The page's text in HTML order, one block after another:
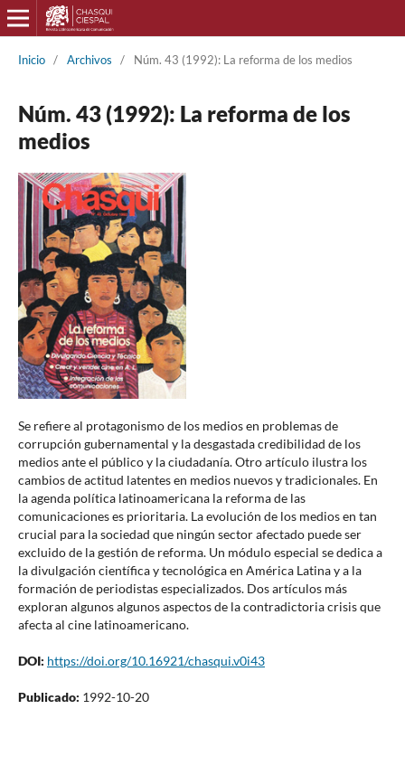
Inicio / Archivos / Núm. 43 (1992): La reforma de los medios
Núm. 43 (1992): La reforma de los
medios
Se refiere al protagonismo de los medios en problemas de
corrupción gubernamental y la desgastada credibilidad de los
medios ante el público y la ciudadanía. Otro artículo ilustra los
cambios de actitud latentes en medios nuevos y tradicionales. En
la agenda política latinoamericana la reforma de las
comunicaciones es prioritaria. La evolución de los medios en tan
crucial para la sociedad que ningún sector afectado puede ser
excluido de la gestión de reforma. Un módulo especial se dedica a
la divulgación científica y tecnológica en América Latina y a la
formación de periodistas especializados. Dos artículos más
exploran algunos algunos aspectos de la contradictoria crisis que
afecta al cine latinoamericano.
DOI: https://doi.org/10.16921/chasqui.v0i43
Publicado: 1992-10-20